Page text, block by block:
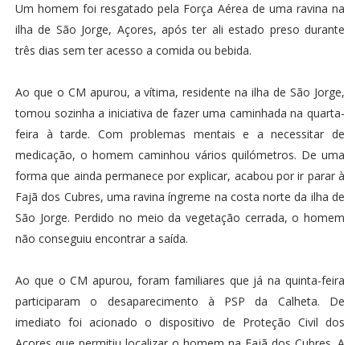
Um homem foi resgatado pela Força Aérea de uma ravina na
ilha de São Jorge, Açores, após ter ali estado preso durante
três dias sem ter acesso a comida ou bebida.
Ao que o CM apurou, a vítima, residente na ilha de São Jorge,
tomou sozinha a iniciativa de fazer uma caminhada na quarta-
feira à tarde. Com problemas mentais e a necessitar de
medicação, o homem caminhou vários quilómetros. De uma
forma que ainda permanece por explicar, acabou por ir parar à
Fajã dos Cubres, uma ravina íngreme na costa norte da ilha de
São Jorge. Perdido no meio da vegetação cerrada, o homem
não conseguiu encontrar a saída.
Ao que o CM apurou, foram familiares que já na quinta-feira
participaram o desaparecimento à PSP da Calheta. De
imediato foi acionado o dispositivo de Proteção Civil dos